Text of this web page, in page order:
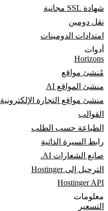
شهادة SSL مجانية
نقل دومين
امتدادات الدومينات
أدوات
Horizons
مُنشئ مواقع
منشئ المواقع AI
منشئ مواقع التجارة الإلكترونية
القوالب
الطباعة حسب الطلب
رابط السيرة الذاتية
صانع الشعارات AI.
الترحيل إلى Hostinger
Hostinger API
معلومات
التسعير